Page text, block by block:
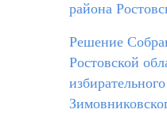
района
Решение
Ростовской